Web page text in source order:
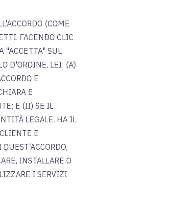
(COME
FACENDO CLIC
"ACCETTA" SUL
D'ORDINE, LEI: (A)
E
E
E (II) SE IL
LEGALE, HA IL
E
INSTALLARE O
I SERVIZI